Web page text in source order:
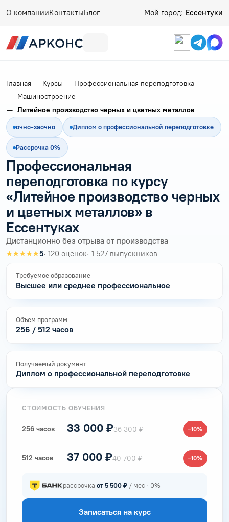
О компанииКонтактыБлог Мой город: Ессентуки
Главная Курсы
Профессиональная переподготовка
Машиностроение
Литейное производство черных и цветных металлов
очно-заочно Диплом о профессиональной переподготовке
Рассрочка 0%
Профессиональная
переподготовка по курсу
«Литейное производство черных
и цветных металлов» в
Ессентуках
Дистанционно без отрыва от производства
★★★★★5· 120 оценок· 1 527 выпускников
Требуемое образование
Высшее или среднее профессиональное
Объем программ
256 / 512 часов
Получаемый документ
Диплом о профессиональной переподготовке
СТОИМОСТЬ ОБУЧЕНИЯ
256 часов 33 000 ₽36 300 ₽ −10%
512 часов 37 000 ₽40 700 ₽ −10%
рассрочка от 5 500 ₽ / мес · 0%
Записаться на курс